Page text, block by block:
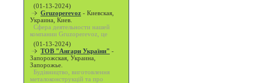
(01-13-2024)
Gruzoperevoz - Киевская,
Украина, Киев.
Сфера деятельности нашей
компании Gruzoperevoz, це
(01-13-2024)
ТОВ "Ангари України" -
Запорожская, Украина,
Запорожье.
Будівництво, виготовлення
металоконструкцій та про